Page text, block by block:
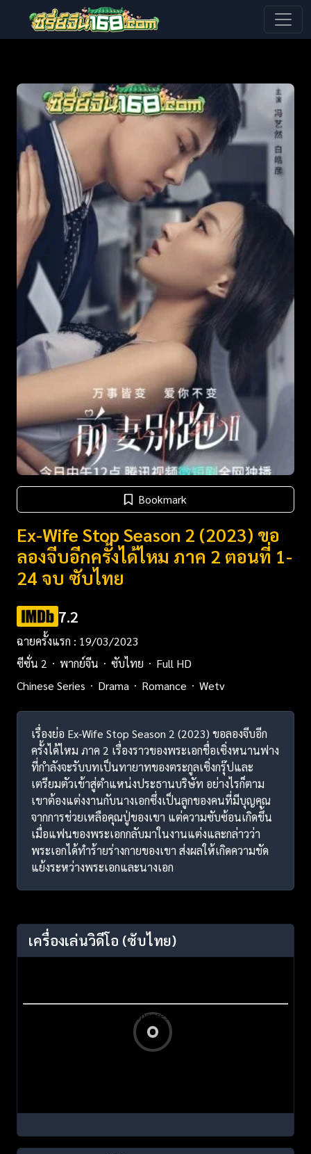
Bookmark
Ex-Wife Stop Season 2 (2023) ขอ
ลองจีบอีกครั้งได้ไหม ภาค 2 ตอนที่ 1-
24 จบ ซับไทย
7.2
ฉายครั้งแรก : 19/03/2023
ซีซั่น 2
พากย์จีน ซับไทย
Full HD
Chinese Series
Drama Romance Wetv
เรื่องย่อ Ex-Wife Stop Season 2 (2023) ขอลองจีบอีก
ครั้งได้ไหม ภาค 2 เรื่องราวของพระเอกชื่อเซิ่งหนานฟาง
ที่กำลังจะรับบทเป็นทายาทของตระกูลเซิ่งกรุ๊ปและ
เตรียมตัวเข้าสู่ตำแหน่งประธานบริษัท อย่างไรก็ตาม
เขาต้องแต่งงานกับนางเอกซึ่งเป็นลูกของคนที่มีบุญคุณ
จากการช่วยเหลือคุณปู่ของเขา แต่ความซับซ้อนเกิดขึ้น
เมื่อแฟนของพระเอกกลับมาในงานแต่งและกล่าวว่า
พระเอกได้ทำร้ายร่างกายของเขา ส่งผลให้เกิดความขัด
แย้งระหว่างพระเอกและนางเอก
เครื่องเล่นวิดีโอ (ซับไทย)